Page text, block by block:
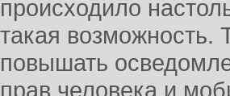
происходило
такая возможность.
повышать
прав человека и